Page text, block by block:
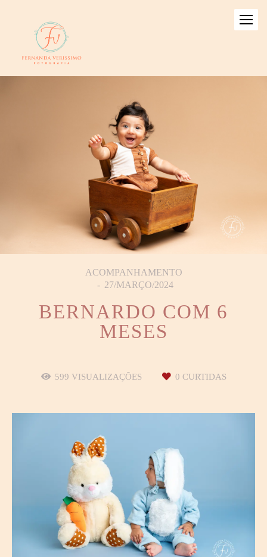
ACOMPANHAMENTO
27/MARÇO/2024
BERNARDO COM 6
MESES
599 VISUALIZAÇÕES 0 CURTIDAS